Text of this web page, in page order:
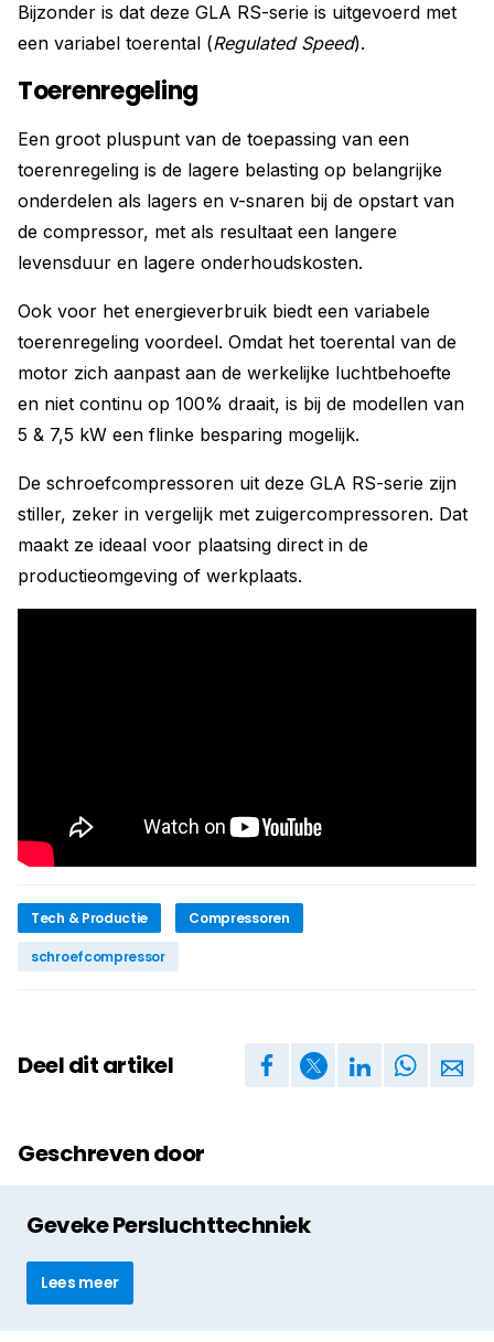
Bijzonder is dat deze GLA RS-serie is uitgevoerd met
een variabel toerental (Regulated Speed).
Toerenregeling
Een groot pluspunt van de toepassing van een
toerenregeling is de lagere belasting op belangrijke
onderdelen als lagers en v-snaren bij de opstart van
de compressor, met als resultaat een langere
levensduur en lagere onderhoudskosten.
Ook voor het energieverbruik biedt een variabele
toerenregeling voordeel. Omdat het toerental van de
motor zich aanpast aan de werkelijke luchtbehoefte
en niet continu op 100% draait, is bij de modellen van
5 & 7,5 kW een flinke besparing mogelijk.
De schroefcompressoren uit deze GLA RS-serie zijn
stiller, zeker in vergelijk met zuigercompressoren. Dat
maakt ze ideaal voor plaatsing direct in de
productieomgeving of werkplaats.
Tech & Productie Compressoren
schroefcompressor
Deel dit artikel
Geschreven door
Geveke Persluchttechniek
Lees meer